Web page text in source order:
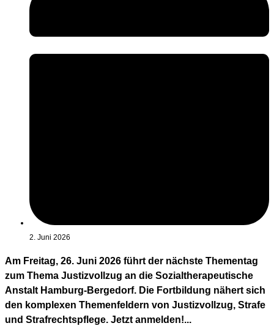
2. Juni 2026
Am Freitag, 26. Juni 2026 führt der nächste Thementag
zum Thema Justizvollzug an die Sozialtherapeutische
Anstalt Hamburg-Bergedorf. Die Fortbildung nähert sich
den komplexen Themenfeldern von Justizvollzug, Strafe
und Strafrechtspflege. Jetzt anmelden!...